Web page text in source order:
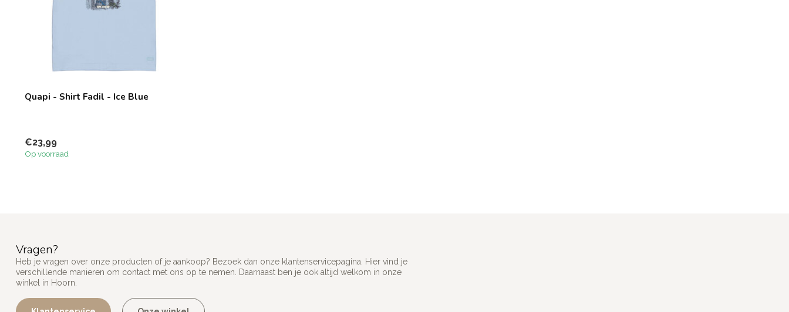
Quapi - Shirt Fadil - Ice Blue
€23,99
Op voorraad
Vragen?
Heb je vragen over onze producten of je aankoop? Bezoek dan onze klantenservicepagina. Hier vind je
verschillende manieren om contact met ons op te nemen. Daarnaast ben je ook altijd welkom in onze
winkel in Hoorn.